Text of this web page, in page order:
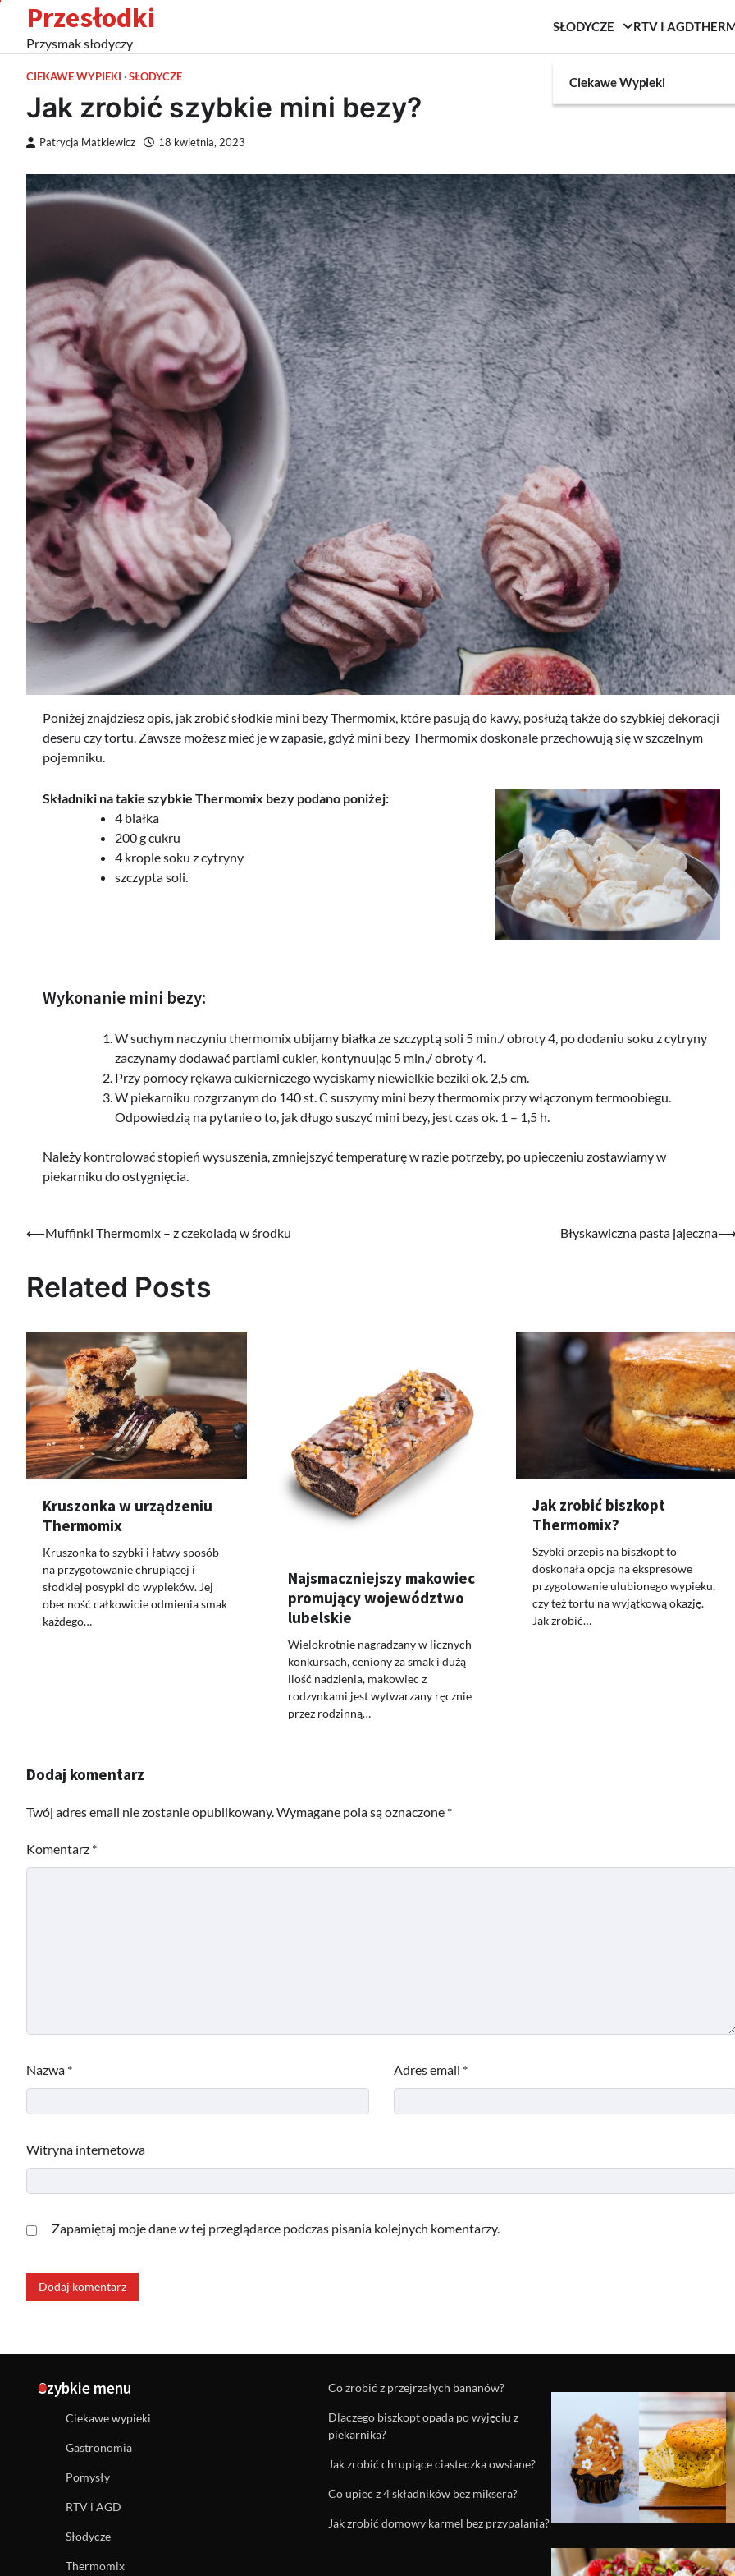
content
Przesłodki
Przysmak słodyczy
SŁODYCZE
Ciekawe Wypieki
RTV I AGD
CIEKAWE WYPIEKI SŁODYCZE
Jak zrobić szybkie mini bezy?
Patrycja Matkiewicz 18 kwietnia, 2023
Poniżej znajdziesz opis, jak zrobić słodkie mini bezy Thermomix, które pasują do kawy, posłużą także do szybkiej dekoracji
deseru czy tortu. Zawsze możesz mieć je w zapasie, gdyż mini bezy Thermomix doskonale przechowują się w szczelnym
pojemniku.
Składniki na takie szybkie Thermomix bezy podano poniżej:
4 białka
200 g cukru
4 krople soku z cytryny
szczypta soli.
Wykonanie mini bezy:
W suchym naczyniu thermomix ubijamy białka ze szczyptą soli 5 min./ obroty 4, po dodaniu soku z cytryny
zaczynamy dodawać partiami cukier, kontynuując 5 min./ obroty 4.
Przy pomocy rękawa cukierniczego wyciskamy niewielkie beziki ok. 2,5 cm.
W piekarniku rozgrzanym do 140 st. C suszymy mini bezy thermomix przy włączonym termoobiegu.
Odpowiedzią na pytanie o to, jak długo suszyć mini bezy, jest czas ok. 1 – 1,5 h.
Należy kontrolować stopień wysuszenia, zmniejszyć temperaturę w razie potrzeby, po upieczeniu zostawiamy w
piekarniku do ostygnięcia.
Nawigacja
⟵Muffinki Thermomix – z czekoladą w środku Błyskawiczna pasta jajeczna
Related Posts
Kruszonka w urządzeniu
Thermomix
Kruszonka to szybki i łatwy sposób
na przygotowanie chrupiącej i
słodkiej posypki do wypieków. Jej
obecność całkowicie odmienia smak
każdego…
Najsmaczniejszy makowiec
promujący województwo
lubelskie
Wielokrotnie nagradzany w licznych
konkursach, ceniony za smak i dużą
ilość nadzienia, makowiec z
rodzynkami jest wytwarzany ręcznie
przez rodzinną…
Jak zrobić biszkopt
Thermomix?
Szybki przepis na biszkopt to
doskonała opcja na ekspresowe
przygotowanie ulubionego wypieku,
czy też tortu na wyjątkową okazję.
Jak zrobić…
Dodaj komentarz
Twój adres email nie zostanie opublikowany.Wymagane pola są oznaczone *
Komentarz *
Nazwa * Adres email *
Witryna internetowa
Zapamiętaj moje dane w tej przeglądarce podczas pisania kolejnych komentarzy.
Szybkie menu
Ciekawe wypieki
Gastronomia
Pomysły
RTV i AGD
Słodycze
Thermomix
Co zrobić z przejrzałych bananów?
Dlaczego biszkopt opada po wyjęciu z
piekarnika?
Jak zrobić chrupiące ciasteczka owsiane?
Co upiec z 4 składników bez miksera?
Jak zrobić domowy karmel bez przypalania?